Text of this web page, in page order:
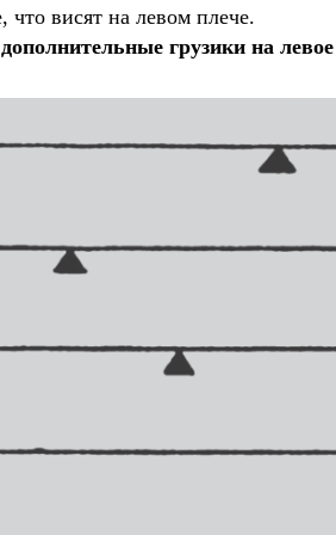
что висят на левом плече.
грузики на